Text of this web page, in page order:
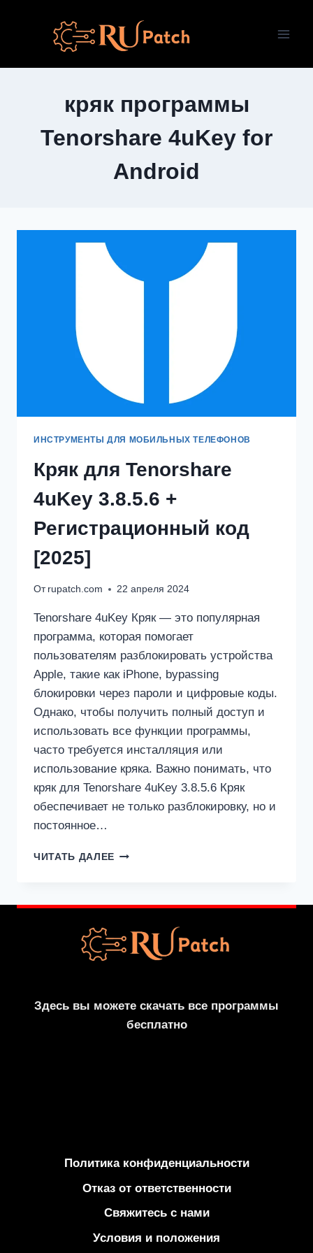
содержимому
кряк программы
Tenorshare 4uKey for
Android
ИНСТРУМЕНТЫ ДЛЯ МОБИЛЬНЫХ ТЕЛЕФОНОВ
Кряк для Tenorshare
4uKey 3.8.5.6 +
Регистрационный код
[2025]
От rupatch.com 22 апреля 2024
Tenorshare 4uKey Кряк — это популярная
программа, которая помогает
пользователям разблокировать устройства
Apple, такие как iPhone, bypassing
блокировки через пароли и цифровые коды.
Однако, чтобы получить полный доступ и
использовать все функции программы,
часто требуется инсталляция или
использование кряка. Важно понимать, что
кряк для Tenorshare 4uKey 3.8.5.6 Кряк
обеспечивает не только разблокировку, но и
постоянное…
ЧИТАТЬ ДАЛЕЕ КРЯК
РЕГИСТРАЦИОННЫЙ
КОД
Здесь вы можете скачать все программы
бесплатно
Политика конфиденциальности
Отказ от ответственности
Свяжитесь с нами
Условия и положения